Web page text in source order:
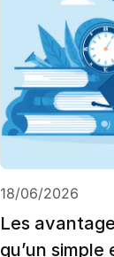
18/06/2026
Les
qu’un